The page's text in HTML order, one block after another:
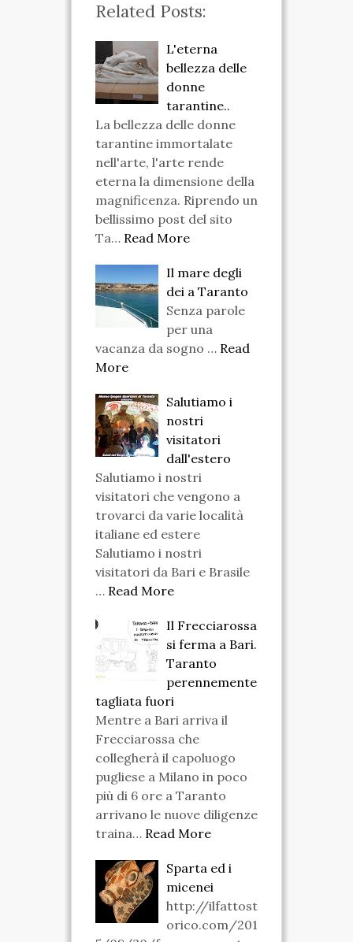
Related Posts:
L'eterna
bellezza delle
donne
tarantine..
La bellezza delle donne
tarantine immortalate
nell'arte, l'arte rende
eterna la dimensione della
magnificenza. Riprendo un
bellissimo post del sito
Ta… Read More
Il mare degli
dei a Taranto
Senza parole
per una
vacanza da sogno … Read
More
Salutiamo i
nostri
visitatori
dall'estero
Salutiamo i nostri
visitatori che vengono a
trovarci da varie località
italiane ed estere
Salutiamo i nostri
visitatori da Bari e Brasile
… Read More
Il Frecciarossa
si ferma a Bari.
Taranto
perennemente
tagliata fuori
Mentre a Bari arriva il
Frecciarossa che
collegherà il capoluogo
pugliese a Milano in poco
più di 6 ore a Taranto
arrivano le nuove diligenze
traina… Read More
Sparta ed i
micenei
http://ilfattost
orico.com/201